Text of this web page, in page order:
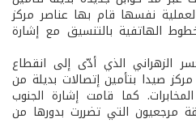
نفسها قام بها عناصر مركز
الهاتفية بالتنسيق مع إشارة
الزهراني الذي أدّى إلى انقطاع
صيدا بتأمين إتصالات بديلة من
كما قامت إشارة الجنوب
مرجعيون التي تضررت بدورها من